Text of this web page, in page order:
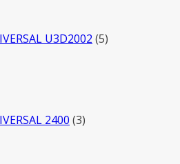
U3D2002 5товаров
2400 3товара